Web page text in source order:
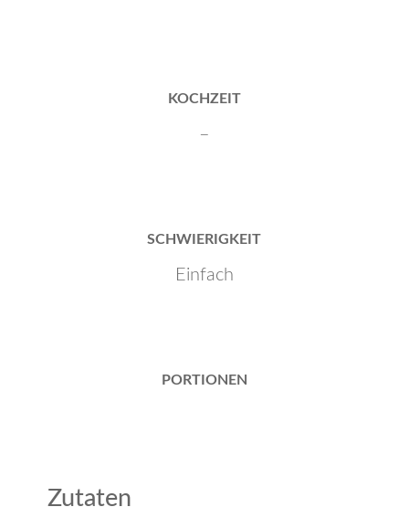
KOCHZEIT
–
SCHWIERIGKEIT
Einfach
PORTIONEN
Zutaten